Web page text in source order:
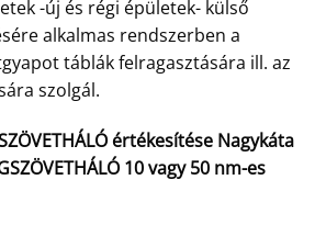
-új és régi épületek- külső
alkalmas rendszerben a
táblák felragasztására ill. az
szolgál.
értékesítése Nagykáta
10 vagy 50 nm-es